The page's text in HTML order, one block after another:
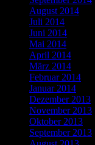
August 2014
Juli 2014
Juni 2014
Mai 2014
April 2014
März 2014
Februar 2014
Januar 2014
Dezember 2013
November 2013
Oktober 2013
September 2013